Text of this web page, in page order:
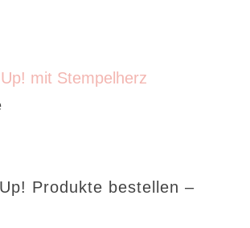
Produkte bestellen –